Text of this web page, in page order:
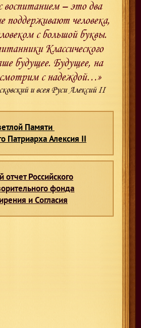
воспитанием – это два
поддерживают человека,
с большой буквы.
Классического
будущее. Будущее, на
с надеждой…»
и всея Руси Алексий II
Памяти
Патриарха Алексия II
отчет Российского
фонда
и Согласия